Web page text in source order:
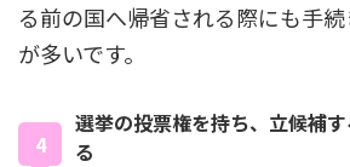
る前の国へ帰省される際にも手
が多いです。
選挙の投票権を持ち、立候補
る